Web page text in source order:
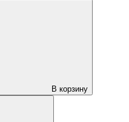
В корзину